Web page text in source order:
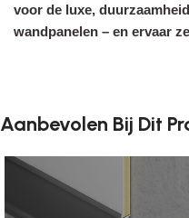
voor de luxe,
wandpanelen – en ervaar
Aanbevolen Bij Dit